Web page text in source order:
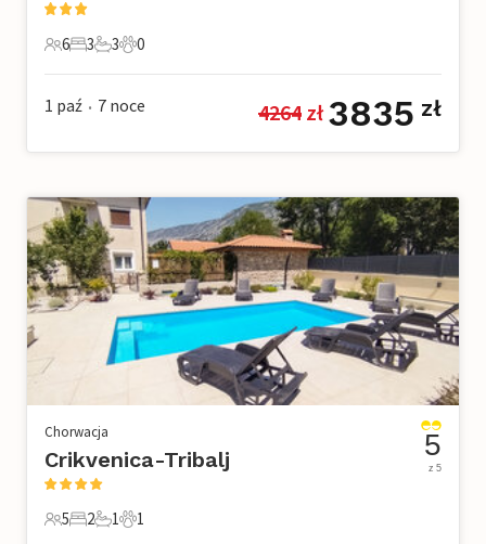
6 Goście
6
3 Sypialnie
3
3 Łazienki
3
0 Zwierzęta domowe
0
1 paź • 7 noce 4264 zł 3835 zł
Chorwacja
Crikvenica-Tribalj
5 Goście
5
2 Sypialnie
2
1 Łazienka
1
1 Zwierzę domowe
1
5
z 5